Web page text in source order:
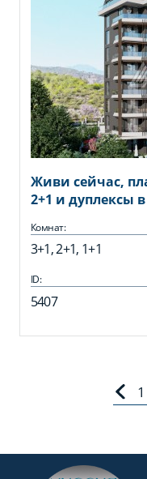
Живи сейчас,
2+1 и дуплексы
Комнат:
3+1, 2+1, 1+1
ID:
5407
1